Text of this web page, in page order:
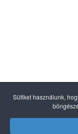
Sütiket használunk,